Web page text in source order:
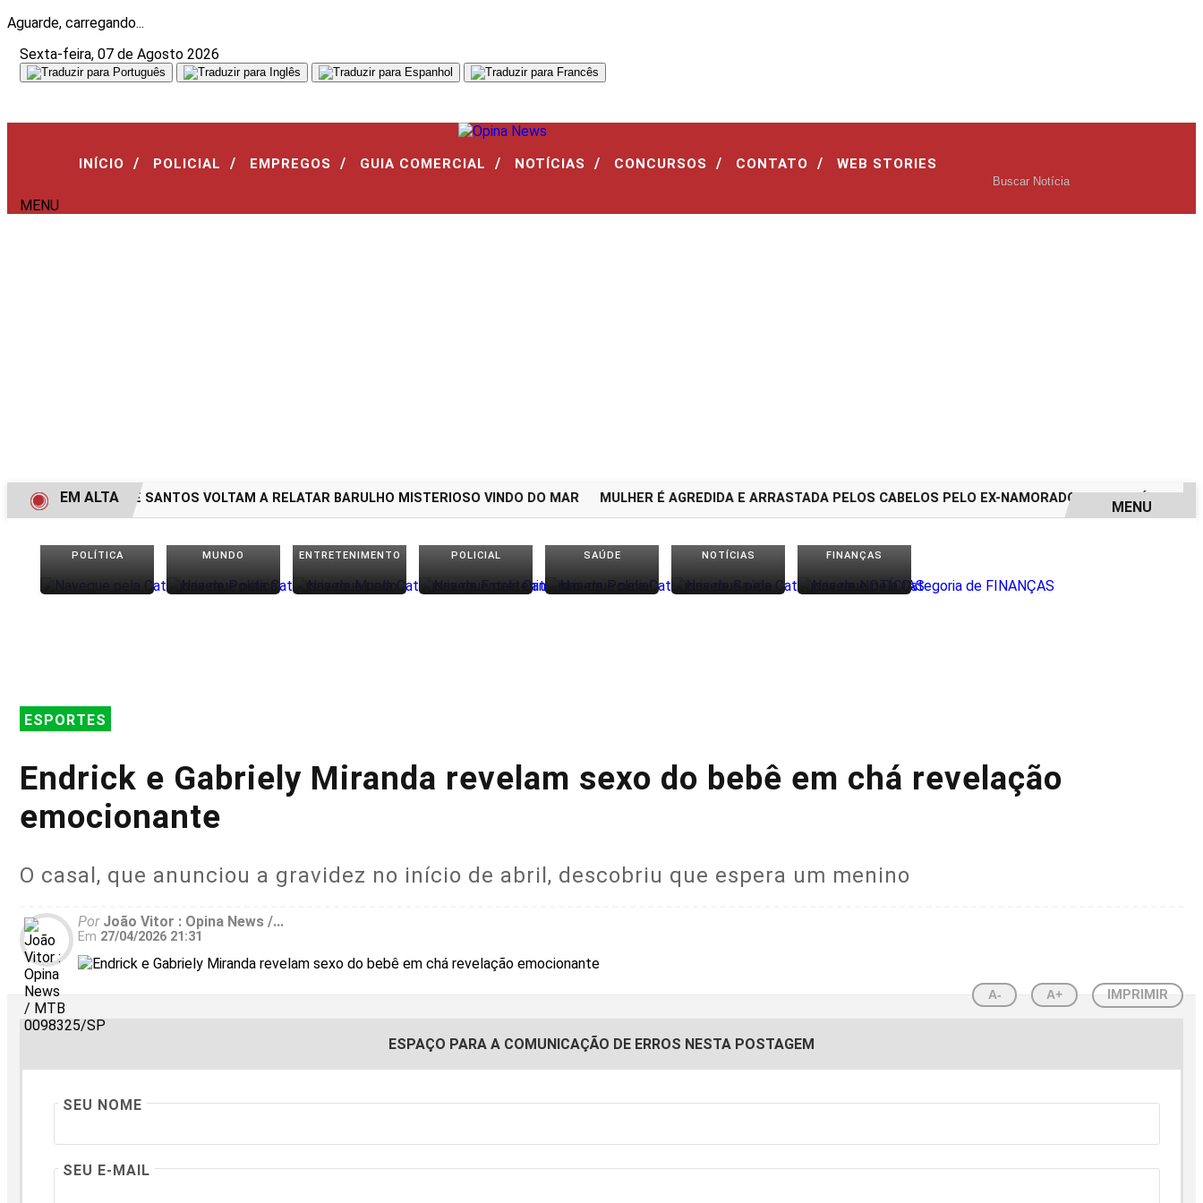
Aguarde, carregando...
Sexta-feira, 07 de Agosto 2026
INÍCIO / POLICIAL / EMPREGOS / GUIA COMERCIAL / NOTÍCIAS / CONCURSOS / CONTATO / WEB STORIES
MENU
MORADORES DE SANTOS VOLTAM A RELATAR BARULHO MISTERIOSO VINDO DO MAR MULHER É AGREDIDA E ARRASTADA PELOS CABELOS PELO EX-NAMORADO; VEJA O VÍDEO
EM ALTA
MENU
POLÍTICA MUNDO ENTRETENIMENTO POLICIAL SAÚDE NOTÍCIAS FINANÇAS
ESPORTES
Endrick e Gabriely Miranda revelam sexo do bebê em chá revelação
emocionante
O casal, que anunciou a gravidez no início de abril, descobriu que espera um menino
PorJoão Vitor : Opina News /...
Em 27/04/2026 21:31
A- A+ IMPRIMIR
ESPAÇO PARA A COMUNICAÇÃO DE ERROS NESTA POSTAGEM
SEU NOME
SEU E-MAIL